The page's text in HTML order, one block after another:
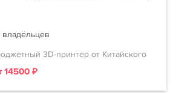
владельцев
3D-принтер от Китайского
14500 ₽